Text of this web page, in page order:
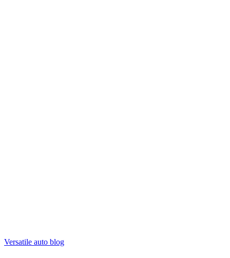
Versatile auto blog